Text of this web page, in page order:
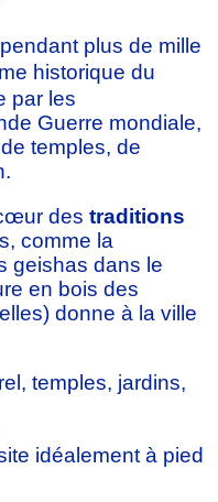
plus de mille
historique du
par les
Guerre mondiale,
temples, de
des traditions
comme la
geishas dans le
en bois des
donne à la ville
temples, jardins,
idéalement à pied